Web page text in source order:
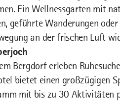
Ein Wellnessgarten mit
geführte Wanderungen
an der frischen Luft
Bergdorf erleben
bietet einen großzügigen
mit bis zu 30 Aktivitäten